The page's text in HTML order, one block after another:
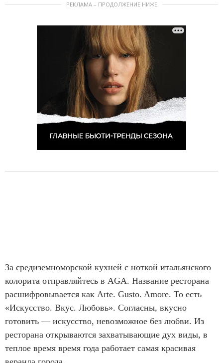
РЕКЛАМА – ПРОДОЛЖЕНИЕ НИЖЕ
За средиземноморской кухней с ноткой итальянского
колорита отправляйтесь в AGA. Название ресторана
расшифровывается как Arte. Gusto. Amore. То есть
«Искусство. Вкус. Любовь». Согласны, вкусно
готовить — искусство, невозможное без любви. Из
ресторана открываются захватывающие дух виды, в
теплое время время года работает самая красивая